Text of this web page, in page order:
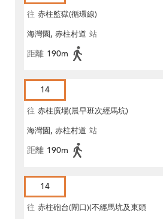
往 赤柱監獄(循環線)
海灣園, 赤柱村道 站
距離 190m
14
往 赤柱廣場(晨早班次經馬坑)
海灣園, 赤柱村道 站
距離 190m
14
往 赤柱砲台(閘口)(不經馬坑及東頭